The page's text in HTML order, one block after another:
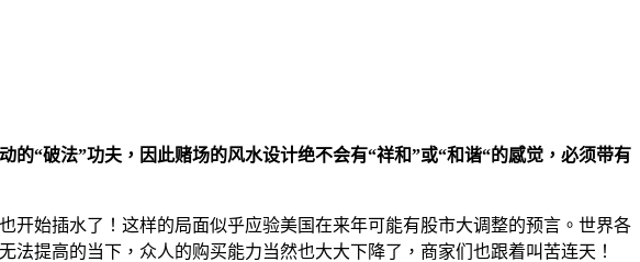
“破法”功夫，因此赌场的风水设计绝不会有“祥和”或“和谐“的感觉，必须带有
始插水了！这样的局面似乎应验美国在来年可能有股市大调整的预言。世界各
提高的当下，众人的购买能力当然也大大下降了，商家们也跟着叫苦连天！